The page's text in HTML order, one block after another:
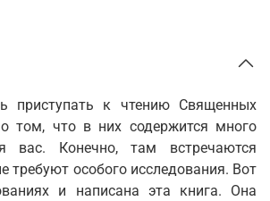
к чтению Священных
том, что в них содержится много
вас. Конечно, там встречаются
требуют особого исследования. Вот
и написана эта книга. Она